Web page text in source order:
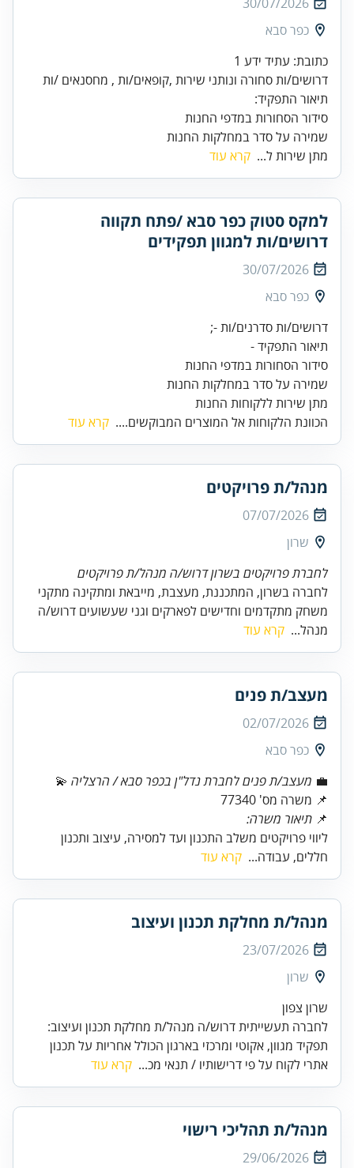
כפר סבא
שמירה על סדר במחלקות החנות
מתן שירות ל... קרא עוד
למקס סטוק כפר סבא /פתח תקווה
דרושים/ות למגוון תפקידים
30/07/2026
כפר סבא
מתן שירות ללקוחות החנות
הכוונת הלקוחות אל המוצרים המבוקשים.... קרא עוד
מנהל/ת פרויקטים
07/07/2026
שרון
לחברת פרויקטים בשרון דרוש/ה מנהל/ת פרויקטים
לחברה בשרון, המתכננת, מעצבת, מייבאת ומתקינה מתקני
משחק מתקדמים וחדישים לפארקים וגני שעשועים דרוש/ה
מנהל... קרא עוד
מעצב/ת פנים
02/07/2026
כפר סבא
💼 מעצב/ת פנים לחברת נדל"ן בכפר סבא / הרצליה
📌 משרה מס' 77340
📌 תיאור משרה:
ליווי פרויקטים משלב התכנון ועד למסירה, עיצוב ותכנון
חללים, עבודה... קרא עוד
מנהל/ת מחלקת תכנון ועיצוב
23/07/2026
שרון
שרון צפון
לחברה תעשייתית דרוש/ה מנהל/ת מחלקת תכנון ועיצוב:
תפקיד מגוון, אקוטי ומרכזי בארגון הכולל אחריות על תכנון
אתרי לקוח על פי דרישותיו / תנאי מכ... קרא עוד
מנהל/ת תהליכי רישוי
29/06/2026